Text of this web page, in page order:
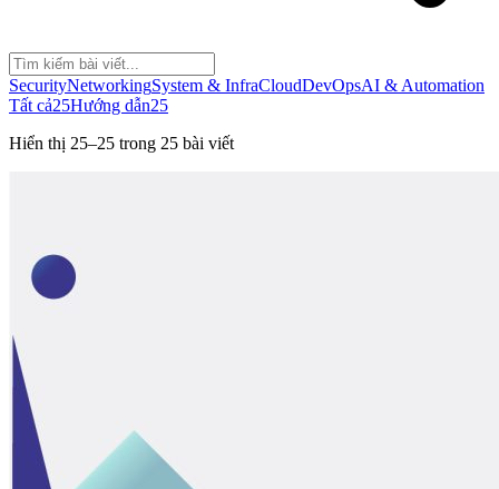
SecurityNetworkingSystem & InfraCloudDevOpsAI & Automation
Tất cả25Hướng dẫn25
Hiển thị 25–25 trong 25 bài viết